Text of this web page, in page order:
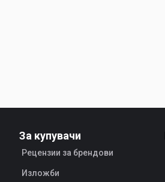
За купувачи
Рецензии за брендови
Изложби